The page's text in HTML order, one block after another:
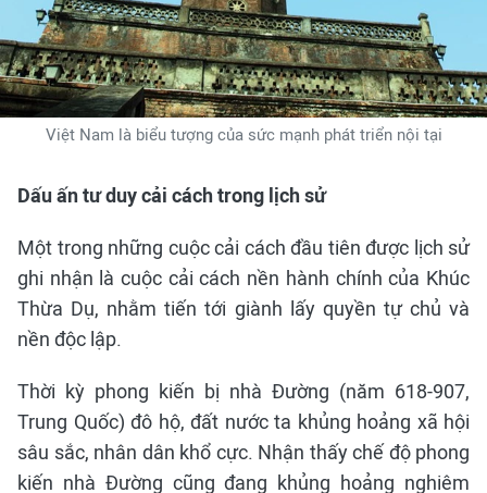
Việt Nam là biểu tượng của sức mạnh phát triển nội tại
Dấu ấn tư duy cải cách trong lịch sử
Một trong những cuộc cải cách đầu tiên được lịch sử
ghi nhận là cuộc cải cách nền hành chính của Khúc
Thừa Dụ, nhằm tiến tới giành lấy quyền tự chủ và
nền độc lập.
Thời kỳ phong kiến bị nhà Đường (năm 618-907,
Trung Quốc) đô hộ, đất nước ta khủng hoảng xã hội
sâu sắc, nhân dân khổ cực. Nhận thấy chế độ phong
kiến nhà Đường cũng đang khủng hoảng nghiêm